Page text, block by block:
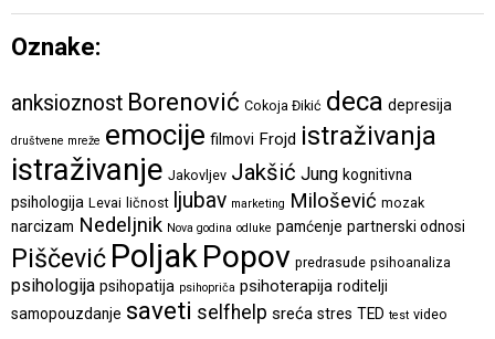
Oznake:
anksioznost Borenović Cokoja Đikić deca depresija
društvene mreže emocije filmovi Frojd istraživanja
istraživanje Jakovljev Jakšić Jung kognitivna
psihologija Levai ličnost ljubav marketing Milošević mozak
narcizam Nedeljnik Nova godina odluke pamćenje partnerski odnosi
Piščević PoljakPopov predrasude psihoanaliza
psihologija psihopatija psihopriča psihoterapija roditelji
samopouzdanje saveti selfhelp sreća stres TED test video